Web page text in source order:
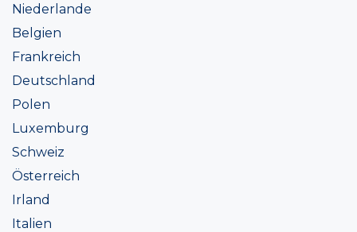
Niederlande
Belgien
Frankreich
Deutschland
Polen
Luxemburg
Schweiz
Österreich
Irland
Italien